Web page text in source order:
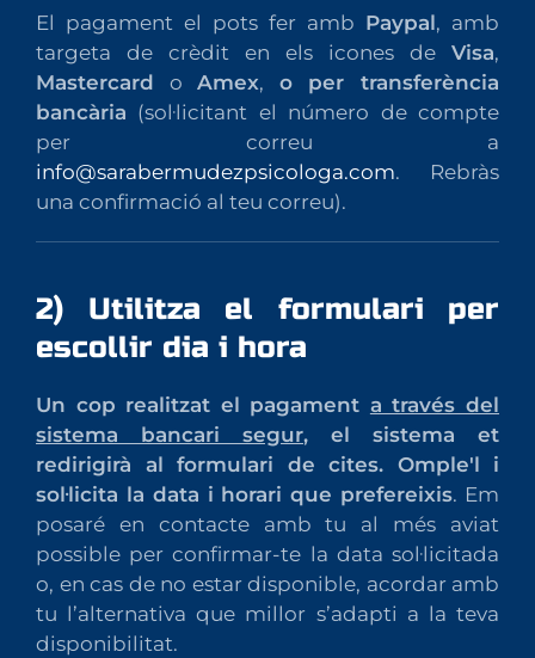
El pagament el pots fer amb Paypal, amb
targeta de crèdit en els icones de Visa,
Mastercard oAmex, o per transferència
bancària (sol·licitant el número de compte
per correu a
info@sarabermudezpsicologa.com. Rebràs
una confirmació al teu correu).
2) Utilitza el formulari per
escollir dia i hora
Un cop realitzat el pagament a través del
sistema bancari segur, el sistema et
redirigirà al formulari de cites. Omple'l i
sol·licita la data i horari que prefereixis. Em
posaré en contacte amb tu al més aviat
possible per confirmar-te la data sol·licitada
o, en cas de no estar disponible, acordar amb
tu l’alternativa que millor s’adapti a la teva
disponibilitat.